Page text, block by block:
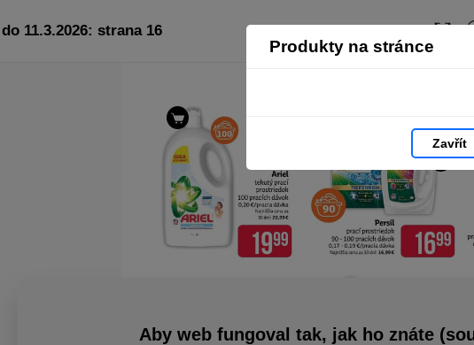
Produkty na stránce
Zavřít
11.3.2026: strana 16
Aby web fungoval tak, jak ho znáte